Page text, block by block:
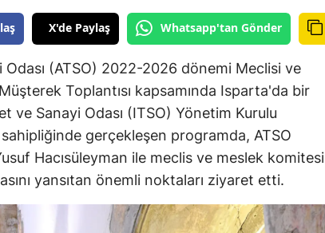
X'de Paylaş Whatsapp'tan Gönder
(ATSO) 2022-2026 dönemi Meclisi ve
Toplantısı kapsamında Isparta'da bir
ve Sanayi Odası (ITSO) Yönetim Kurulu
gerçekleşen programda, ATSO
Hacısüleyman ile meclis ve meslek komitesi
yansıtan önemli noktaları ziyaret etti.